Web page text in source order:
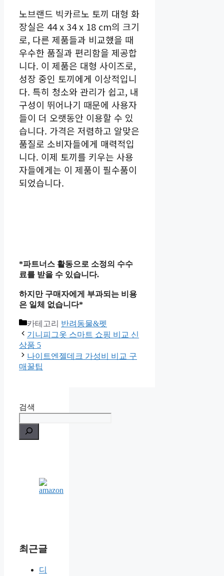
노브랜드 빅카르노 토끼 대형 화
장실은 44 x 34 x 18 cm의 크기
로, 다른 제품들과 비교했을 때
우수한 품질과 편리함을 제공합
니다. 이 제품은 대형 사이즈로,
성장 중인 토끼에게 이상적입니
다. 특히 청소와 관리가 쉽고, 내
구성이 뛰어나기 때문에 사용자
들이 더 오랫동안 이용할 수 있
습니다. 가격은 저렴하고 알맞은
품질로 소비자들에게 매력적입
니다. 이제 토끼를 키우는 사용
자들에게는 이 제품이 필수품이
되었습니다.
*파트너스 활동으로 소정의 수수
료를 받을 수 있습니다.
하지만 구매자에게 부과되는 비용
은 일체 없습니다*
카테고리 반려동물&펫
기니피그옷 스마트 쇼핑 비교 신
상품 5
나이트엔젤데크 가성비 비교 구
매꿀팁
검색
최근글
디